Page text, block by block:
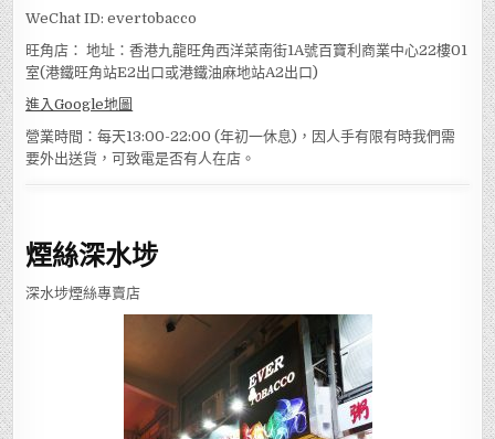
WeChat ID: evertobacco
旺角店： 地址：香港九龍旺角西洋菜南街1A號百寶利商業中心22樓01
室(港鐵旺角站E2出口或港鐵油麻地站A2出口)
進入Google地圖
營業時間：每天13:00-22:00 (年初一休息)，因人手有限有時我們需
要外出送貨，可致電是否有人在店。
煙絲深水埗
深水埗煙絲專賣店